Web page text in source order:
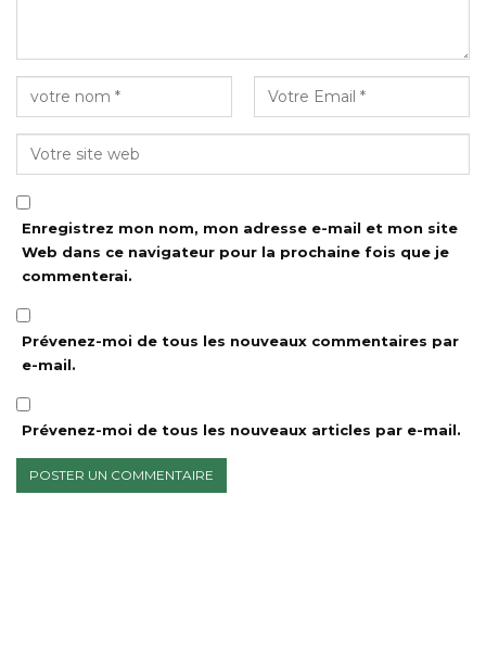
Enregistrez mon nom, mon adresse e-mail et mon site
Web dans ce navigateur pour la prochaine fois que je
commenterai.
Prévenez-moi de tous les nouveaux commentaires par
e-mail.
Prévenez-moi de tous les nouveaux articles par e-mail.